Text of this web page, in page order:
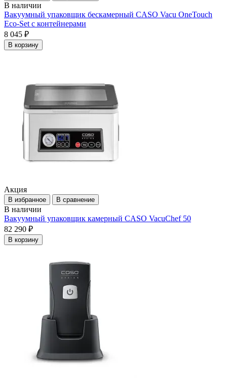
В наличии
Вакуумный упаковщик бескамерный CASO Vacu OneTouch
Eco-Set с контейнерами
8 045 ₽
В корзину
Акция
В избранное В сравнение
В наличии
Вакуумный упаковщик камерный CASO VacuChef 50
82 290 ₽
В корзину